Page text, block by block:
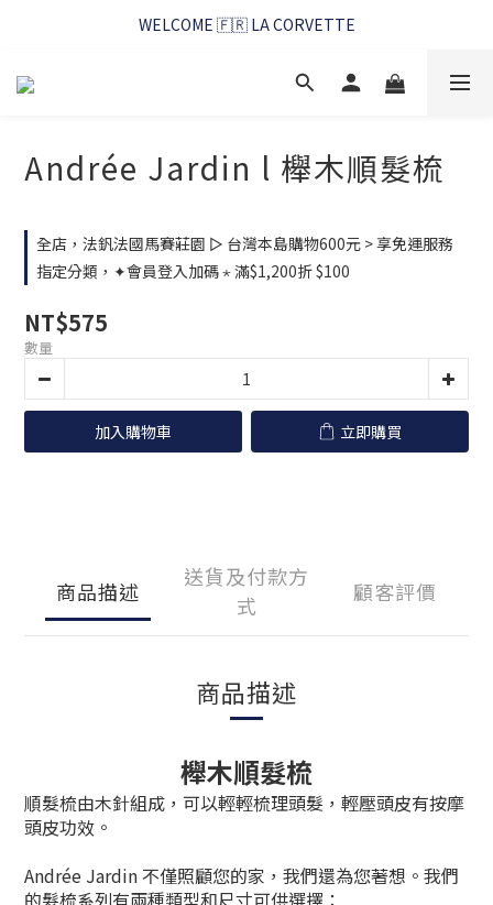
WELCOME 🇫🇷 LA CORVETTE
WELCOME 🇫🇷 LA CORVETTE
馬賽好友季~純淨清潔的相伴
Andrée Jardin l 櫸木順髮梳
全店，法釩法國馬賽莊園 ▻ 台灣本島購物600元 > 享免運服務
指定分類，✦會員登入加碼 ⋆ 滿$1,200折 $100
NT$575
數量
加入購物車 立即購買
商品描述
送貨及付款方
式
顧客評價
商品描述
櫸木順髮梳
順髮梳由木針組成，可以輕輕梳理頭髮，輕壓頭皮有按摩
頭皮功效。
Andrée Jardin 不僅照顧您的家，我們還為您著想。我們
的髮梳系列有兩種類型和尺寸可供選擇：